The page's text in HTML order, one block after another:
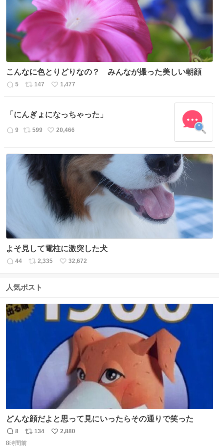
数
こんなに色とりどりなの？ みんなが撮った美しい朝顔
返
数
5
リ
ス
ト
数
147
い
ね
数
1,477
「にんぎょになっちゃった」
返
数
9
リ
ス
ト
数
599
い
ね
20,466
よそ見して電柱に激突した犬
返
数
44
リ
ス
数
2,335
い
32,672
人気ポスト
どんな顔だよと思って見にいったらその通りで笑った
返
8
リ
134
い
2,880
8時間前